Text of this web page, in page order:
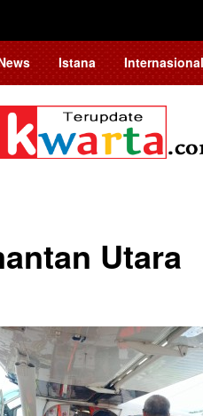
Istana Internasional
Utara